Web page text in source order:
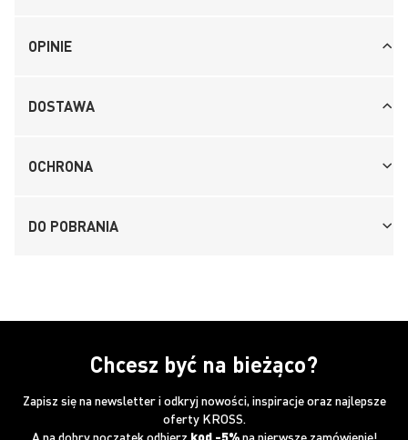
OPINIE
DOSTAWA
OCHRONA
DO POBRANIA
Chcesz być na bieżąco?
Zapisz się na newsletter i odkryj nowości, inspiracje oraz najlepsze
oferty KROSS.
A na dobry początek odbierz kod -5%na pierwsze zamówienie!